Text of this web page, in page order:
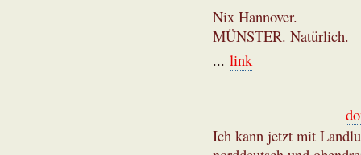
Nix Hannover.
MÜNSTER. Natürlich.
... link
Ich kann jetzt mit